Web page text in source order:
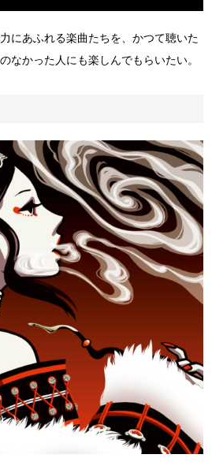
にあふれる楽曲たちを、かつて聴いた
なかった人にも楽しんでもらいたい。